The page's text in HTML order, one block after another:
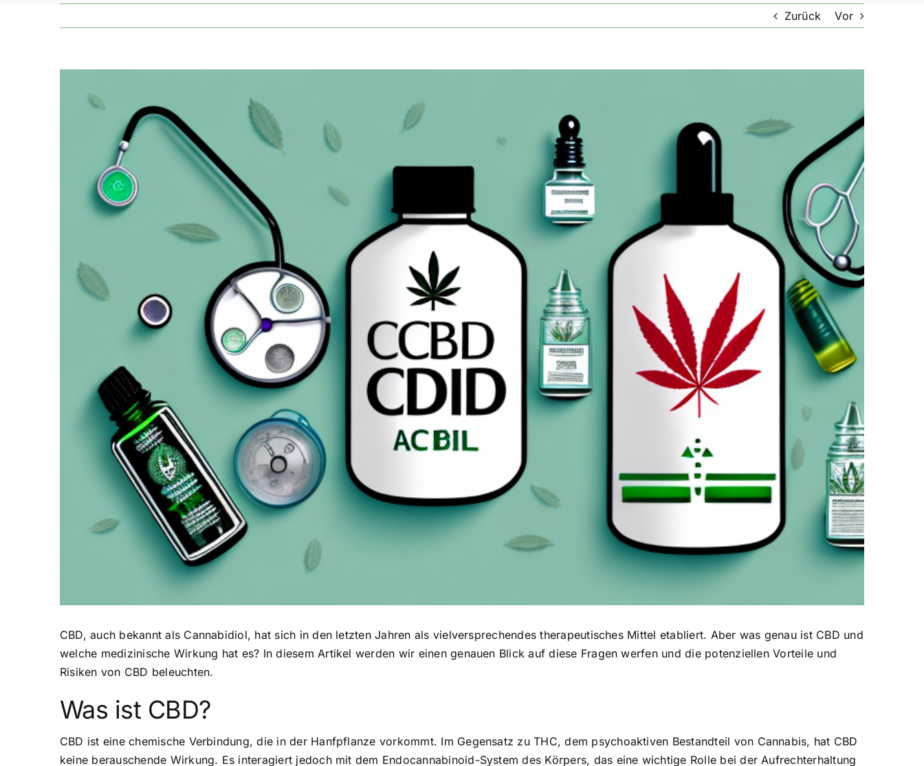
Zurück Vor
grösseres
CBD, auch bekannt als Cannabidiol, hat sich in den letzten Jahren als vielversprechendes therapeutisches Mittel etabliert. Aber was genau ist CBD und
welche medizinische Wirkung hat es? In diesem Artikel werden wir einen genauen Blick auf diese Fragen werfen und die potenziellen Vorteile und
Risiken von CBD beleuchten.
Was ist CBD?
CBD ist eine chemische Verbindung, die in der Hanfpflanze vorkommt. Im Gegensatz zu THC, dem psychoaktiven Bestandteil von Cannabis, hat CBD
keine berauschende Wirkung. Es interagiert jedoch mit dem Endocannabinoid-System des Körpers, das eine wichtige Rolle bei der Aufrechterhaltung